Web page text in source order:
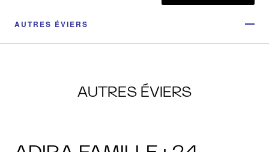
AUTRES ÉVIERS
AUTRES ÉVIERS